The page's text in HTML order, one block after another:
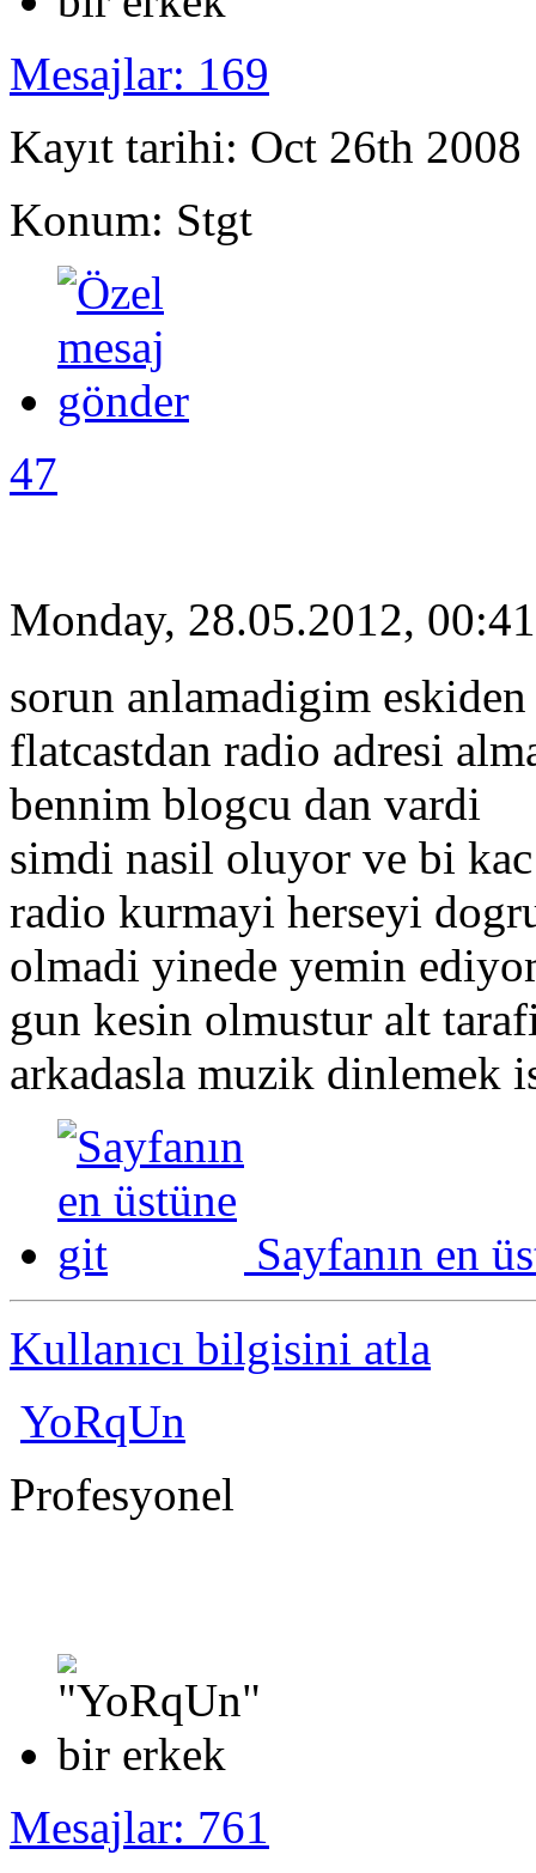
Mesajlar: 169
Kayıt tarihi: Oct 26th 2008
Konum: Stgt
47
Monday, 28.05.2012, 00:41
sorun anlamadigim
flatcastdan radio adresi
bennim blogcu dan vardi
simdi nasil oluyor ve bi
radio kurmayi herseyi
olmadi yinede yemin
gun kesin olmustur alt
arkadasla muzik dinlemek
Sayfanın en
Kullanıcı bilgisini atla
YoRqUn
Profesyonel
Mesajlar: 761